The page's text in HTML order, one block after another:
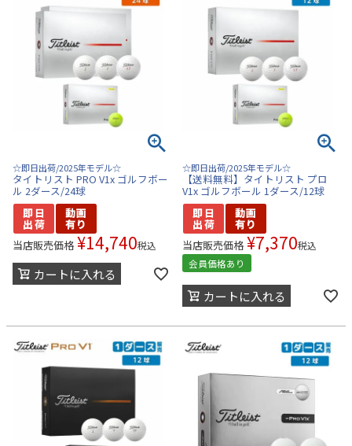
☆即日出荷/2025年モデル☆
タイトリスト PRO V1x ゴルフボー
ル 2ダース/24球
当店販売価格 ¥14,740税込
カートに入れる
☆即日出荷/2025年モデル☆
【送料無料】タイトリスト プロ
V1x ゴルフボール 1ダース/12球
当店販売価格 ¥7,370税込
会員価格あり
カートに入れる